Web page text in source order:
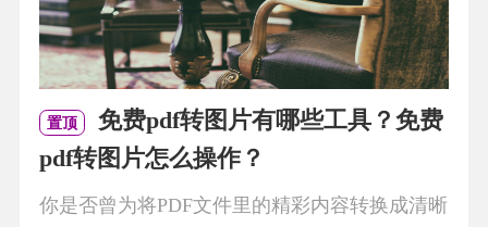
置顶
免费pdf转图片有哪些工具？免费
pdf转图片怎么操作？
你是否曾为将PDF文件里的精彩内容转换成清晰